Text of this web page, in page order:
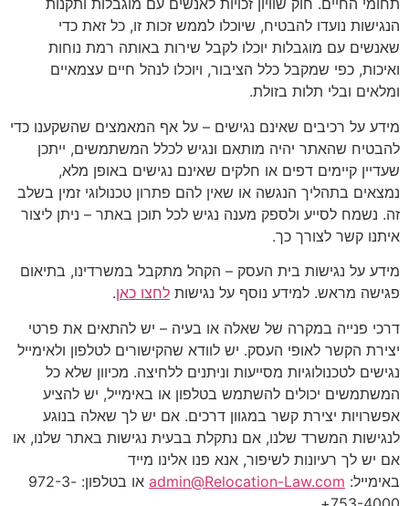
תחומי החיים. חוק שוויון זכויות לאנשים עם מוגבלות ותקנות
הנגישות נועדו להבטיח, שיוכלו לממש זכות זו, כל זאת כדי
שאנשים עם מוגבלות יוכלו לקבל שירות באותה רמת נוחות
ואיכות, כפי שמקבל כלל הציבור, ויוכלו לנהל חיים עצמאיים
ומלאים ובלי תלות בזולת.
מידע על רכיבים שאינם נגישים – על אף המאמצים שהשקענו כדי
להבטיח שהאתר יהיה מותאם ונגיש לכלל המשתמשים, ייתכן
שעדיין קיימים דפים או חלקים שאינם נגישים באופן מלא,
נמצאים בתהליך הנגשה או שאין להם פתרון טכנולוגי זמין בשלב
זה. נשמח לסייע ולספק מענה נגיש לכל תוכן באתר – ניתן ליצור
איתנו קשר לצורך כך.
מידע על נגישות בית העסק – הקהל מתקבל במשרדינו, בתיאום
פגישה מראש. למידע נוסף על נגישות לחצו כאן.
דרכי פנייה במקרה של שאלה או בעיה – יש להתאים את פרטי
יצירת הקשר לאופי העסק. יש לוודא שהקישורים לטלפון ולאימייל
נגישים לטכנולוגיות מסייעות וניתנים ללחיצה. מכיוון שלא כל
המשתמשים יכולים להשתמש בטלפון או באימייל, יש להציע
אפשרויות יצירת קשר במגוון דרכים. אם יש לך שאלה בנוגע
לנגישות המשרד שלנו, אם נתקלת בבעית נגישות באתר שלנו, או
אם יש לך רעיונות לשיפור, אנא פנו אלינו מייד
באימייל: admin@Relocation-Law.com
או בטלפון: 972-3-